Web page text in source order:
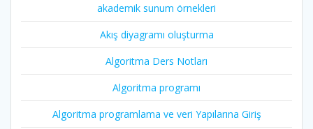
akademik sunum örnekleri
Akış diyagramı oluşturma
Algoritma Ders Notları
Algoritma programı
Algoritma programlama ve veri Yapılarına Giriş